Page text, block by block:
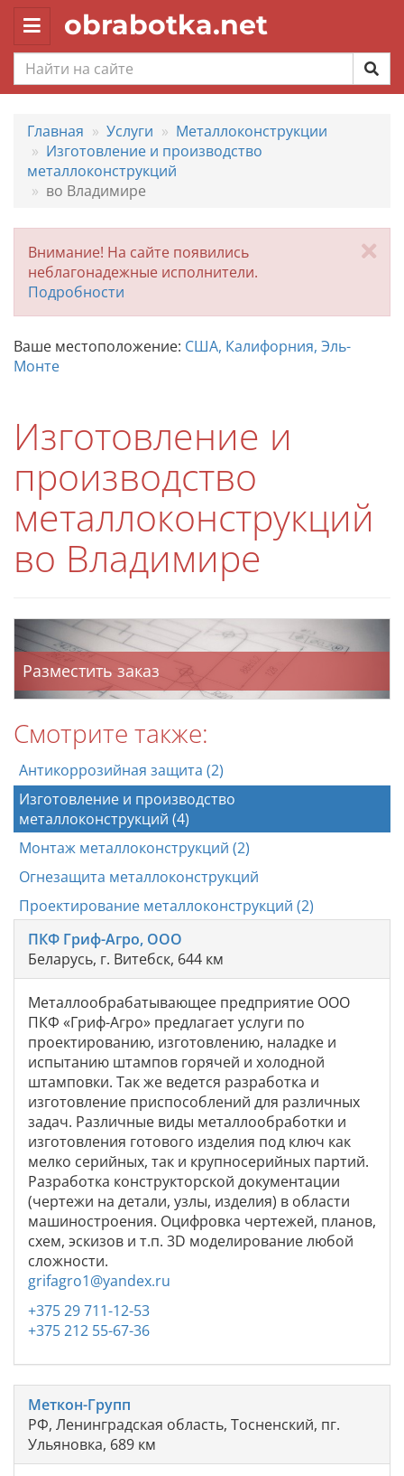
Toggle
navigation
obrabotka.net
Главная Услуги
Металлоконструкции
Изготовление и производство
металлоконструкций
во Владимире
Внимание! На сайте появились
неблагонадежные исполнители.
Подробности
Ваше местоположение: США, Калифорния, Эль-
Монте
Изготовление и
производство
металлоконструкций
во Владимире
Разместить заказ
Смотрите также:
Антикоррозийная защита (2)
Изготовление и производство
металлоконструкций (4)
Монтаж металлоконструкций (2)
Огнезащита металлоконструкций
Проектирование металлоконструкций (2)
ПКФ Гриф-Агро, ООО
Беларусь, г. Витебск, 644 км
Металлообрабатывающее предприятие ООО
ПКФ «Гриф-Агро» предлагает услуги по
проектированию, изготовлению, наладке и
испытанию штампов горячей и холодной
штамповки. Так же ведется разработка и
изготовление приспособлений для различных
задач. Различные виды металлообработки и
изготовления готового изделия под ключ как
мелко серийных, так и крупносерийных партий.
Разработка конструкторской документации
(чертежи на детали, узлы, изделия) в области
машиностроения. Оцифровка чертежей, планов,
схем, эскизов и т.п. 3D моделирование любой
сложности.
grifagro1@yandex.ru
+375 29 711-12-53
+375 212 55-67-36
Меткон-Групп
РФ, Ленинградская область, Тосненский, пг.
Ульяновка, 689 км